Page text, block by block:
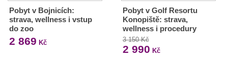
Pobyt v Bojnicích:
strava, wellness i vstup
do zoo
2 869 Kč
Pobyt v Golf Resortu
Konopiště: strava,
wellness i procedury
3 150 Kč
2 990 Kč